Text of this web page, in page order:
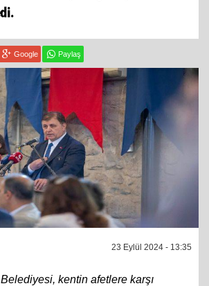
Google Paylaş
23 Eylül 2024 - 13:35
kentin afetlere karşı